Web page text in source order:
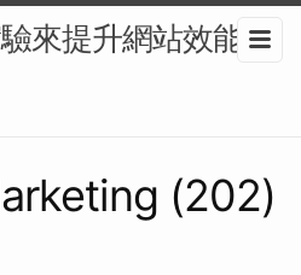
來提升網站效能-
(202)